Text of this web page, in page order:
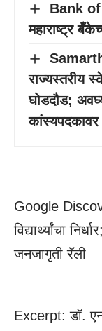
Bank
महाराष्ट्र
राज्यस्तरीय
घोडदौड;
Google
विद्यार्थ्यांचा
जनजागृती रॅली
Excerpt: डॉ.